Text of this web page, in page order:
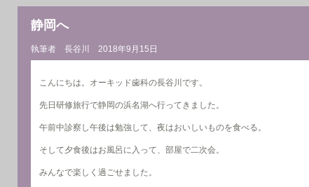
デュアルホワイトニング
静岡へ
執筆者 長谷川 2018年9月15日
こんにちは。オーキッド歯科の長谷川です。
先日研修旅行で静岡の浜名湖へ行ってきました。
午前中診察し午後は勉強して、夜はおいしいものを食べる。
そして夕食後はお風呂に入って、部屋で二次会。
みんなで楽しく過ごせました。